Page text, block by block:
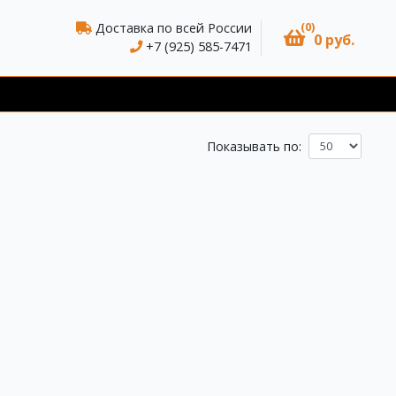
Доставка по всей России
+7 (925) 585-7471
(0)
0 руб.
Показывать по: